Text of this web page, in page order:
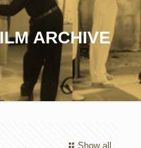
ARCHIVE
Show all